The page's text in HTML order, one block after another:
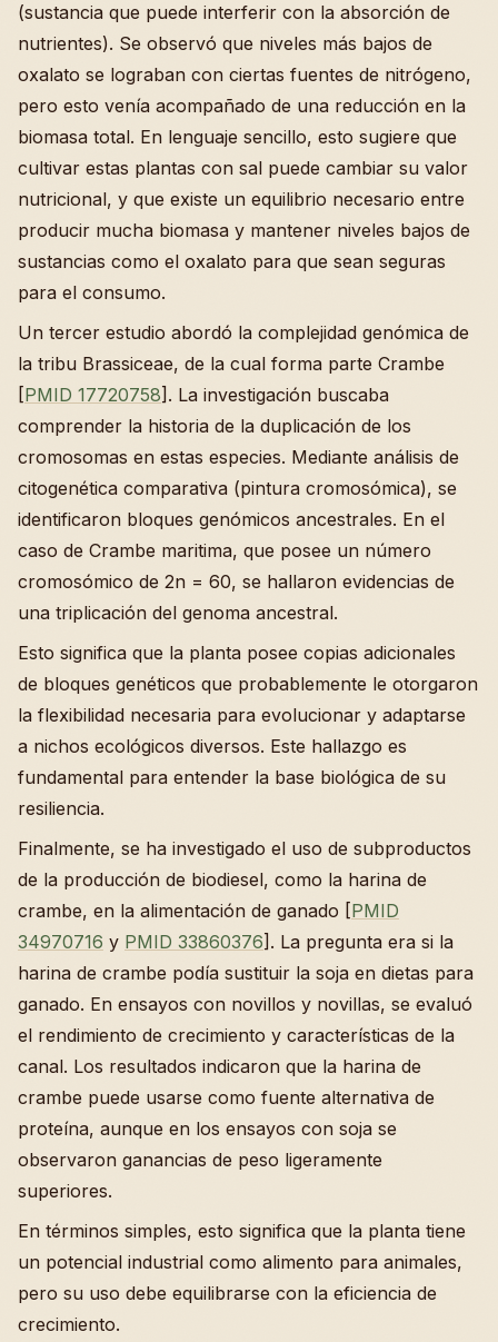
(sustancia que puede interferir con la absorción de
nutrientes). Se observó que niveles más bajos de
oxalato se lograban con ciertas fuentes de nitrógeno,
pero esto venía acompañado de una reducción en la
biomasa total. En lenguaje sencillo, esto sugiere que
cultivar estas plantas con sal puede cambiar su valor
nutricional, y que existe un equilibrio necesario entre
producir mucha biomasa y mantener niveles bajos de
sustancias como el oxalato para que sean seguras
para el consumo.
Un tercer estudio abordó la complejidad genómica de
la tribu Brassiceae, de la cual forma parte Crambe
[PMID 17720758]. La investigación buscaba
comprender la historia de la duplicación de los
cromosomas en estas especies. Mediante análisis de
citogenética comparativa (pintura cromosómica), se
identificaron bloques genómicos ancestrales. En el
caso de Crambe maritima, que posee un número
cromosómico de 2n = 60, se hallaron evidencias de
una triplicación del genoma ancestral.
Esto significa que la planta posee copias adicionales
de bloques genéticos que probablemente le otorgaron
la flexibilidad necesaria para evolucionar y adaptarse
a nichos ecológicos diversos. Este hallazgo es
fundamental para entender la base biológica de su
resiliencia.
Finalmente, se ha investigado el uso de subproductos
de la producción de biodiesel, como la harina de
crambe, en la alimentación de ganado [PMID
34970716 y PMID 33860376]. La pregunta era si la
harina de crambe podía sustituir la soja en dietas para
ganado. En ensayos con novillos y novillas, se evaluó
el rendimiento de crecimiento y características de la
canal. Los resultados indicaron que la harina de
crambe puede usarse como fuente alternativa de
proteína, aunque en los ensayos con soja se
observaron ganancias de peso ligeramente
superiores.
En términos simples, esto significa que la planta tiene
un potencial industrial como alimento para animales,
pero su uso debe equilibrarse con la eficiencia de
crecimiento.